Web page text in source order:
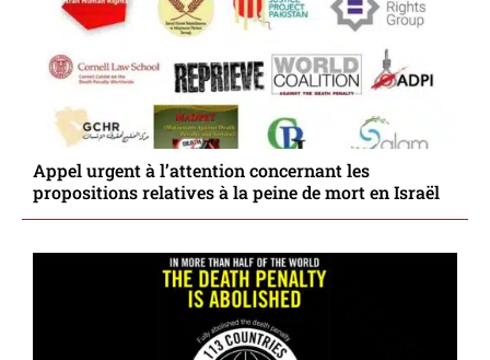
Appel urgent à l’attention concernant les
propositions relatives à la peine de mort en Israël